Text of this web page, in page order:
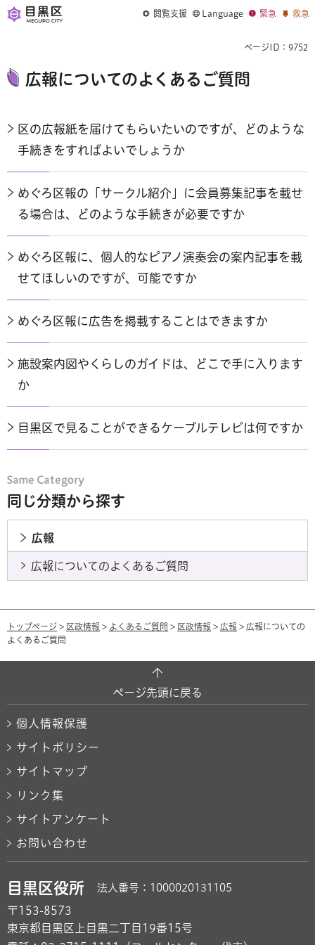
閲覧支援 Language 緊急 救急
ページID：9752
広報についてのよくあるご質問
区の広報紙を届けてもらいたいのですが、どのような
手続きをすればよいでしょうか
めぐろ区報の「サークル紹介」に会員募集記事を載せ
る場合は、どのような手続きが必要ですか
めぐろ区報に、個人的なピアノ演奏会の案内記事を載
せてほしいのですが、可能ですか
めぐろ区報に広告を掲載することはできますか
施設案内図やくらしのガイドは、どこで手に入ります
か
目黒区で見ることができるケーブルテレビは何ですか
同じ分類から探す
広報
広報についてのよくあるご質問
トップページ > 区政情報 > よくあるご質問 > 区政情報 > 広報 > 広報についての
よくあるご質問
ページ先頭に戻る
個人情報保護
サイトポリシー
サイトマップ
リンク集
サイトアンケート
お問い合わせ
目黒区役所 法人番号：1000020131105
〒153-8573
東京都目黒区上目黒二丁目19番15号